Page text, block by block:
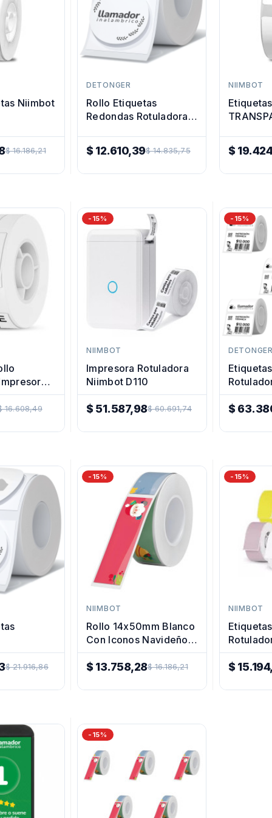
Niimbot
$ 16.186,21
DETONGER
Rollo Etiquetas
Redondas Rotuladora
40mm
$ 12.610,39
Precio
Regular
$ 14.835,75
NIIMBOT
Etiquetas 14x30mm
$
Precio
Regular
16.608,49
-15%
NIIMBOT
Impresora Rotuladora
Niimbot D110
$ 51.587,98
Precio
Regular
$ 60.691,74
-15%
DETONGER
Termica
$
Precio
Regular
$ 21.916,86
-15%
NIIMBOT
Rollo 14x50mm Blanco
Con Iconos Navideños
Niimbot
$ 13.758,28
Precio
Regular
$ 16.186,21
-15%
NIIMBOT
Termica
Niimbot
$
Precio
Regular
-15%